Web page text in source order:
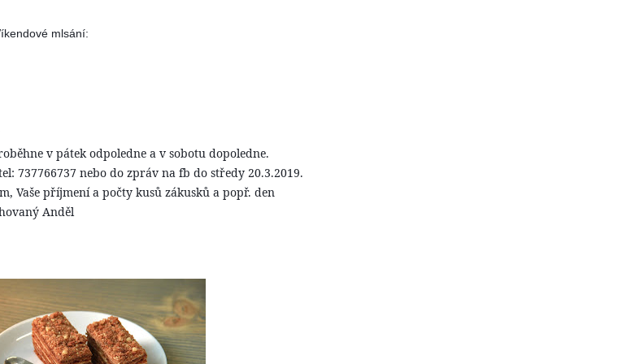
mlsání:
v pátek odpoledne a v sobotu dopoledne.
737766737 nebo do zpráv na fb do středy 20.3.2019.
Vaše příjmení a počty kusů zákusků a popř. den
Anděl